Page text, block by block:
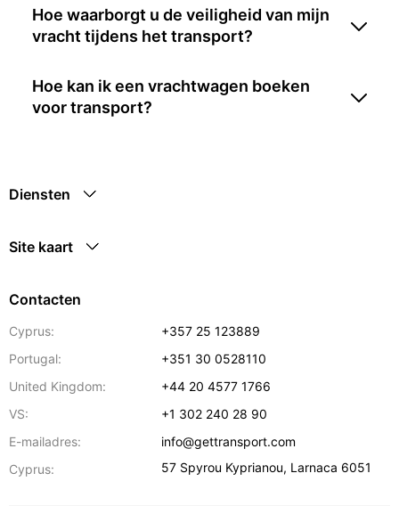
Hoe waarborgt u de veiligheid van mijn
vracht tijdens het transport?
Hoe kan ik een vrachtwagen boeken
voor transport?
Diensten
Site kaart
Contacten
Cyprus:
+357 25 123889
Portugal:
+351 30 0528110
United Kingdom:
+44 20 4577 1766
VS:
+1 302 240 28 90
E-mailadres:
info@gettransport.com
Cyprus:
57 Spyrou Kyprianou, Larnaca 6051